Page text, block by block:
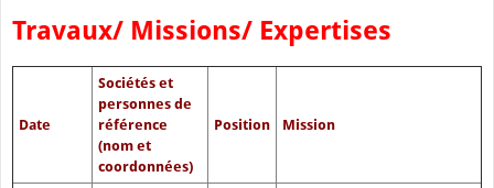
Travaux/ Missions/ Expertises
Date
Sociétés et
personnes de
référence
(nom et
coordonnées)
Position Mission